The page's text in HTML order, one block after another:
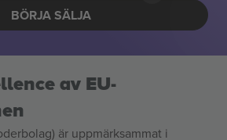
BÖRJA SÄLJA
av EU-
är uppmärksammat i